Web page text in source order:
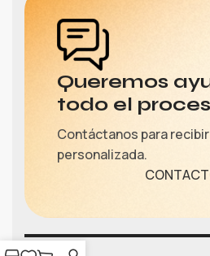
Queremos
todo el
Contáctanos para
personalizada.